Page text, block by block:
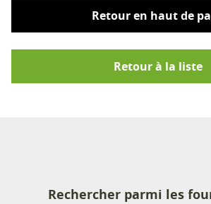
Retour en haut de
Retour à la liste
Rechercher parmi les